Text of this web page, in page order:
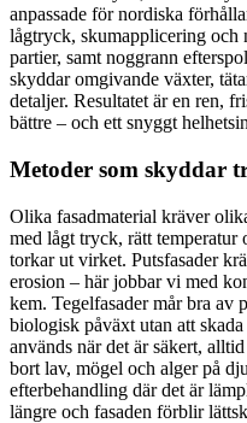
anpassade för nordiska
lågtryck, skumapplicering och
partier, samt noggrann
skyddar omgivande växter,
detaljer. Resultatet är en ren,
bättre – och ett snyggt
Metoder som skyddar
Olika fasadmaterial kräver
med lågt tryck, rätt temperatur
torkar ut virket. Putsfasader
erosion – här jobbar vi med
kem. Tegelfasader mår bra av
biologisk påväxt utan att
används när det är säkert,
bort lav, mögel och alger på
efterbehandling där det är
längre och fasaden förblir